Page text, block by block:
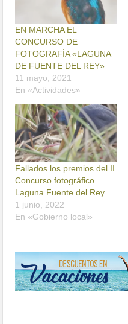
EN MARCHA EL
CONCURSO DE
FOTOGRAFÍA «LAGUNA
DE FUENTE DEL REY»
11 mayo, 2021
En «Actividades»
Fallados los premios del II
Concurso fotográfico
Laguna Fuente del Rey
1 junio, 2022
En «Gobierno local»